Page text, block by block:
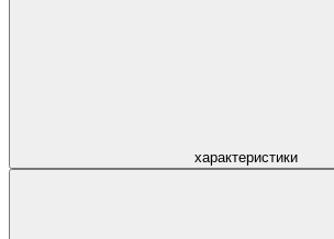
характеристики